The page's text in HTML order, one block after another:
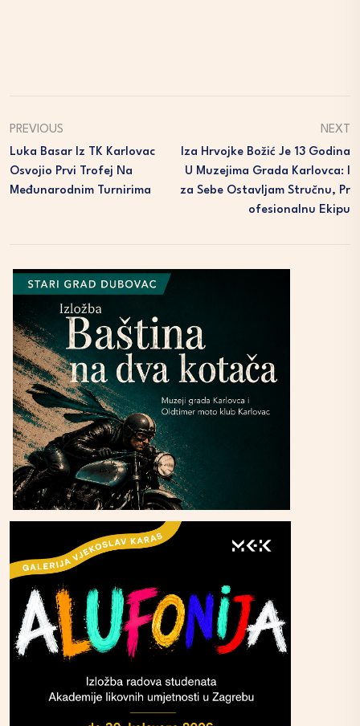
PREVIOUS
Luka Basar Iz TK Karlovac
Osvojio Prvi Trofej Na
Međunarodnim Turnirima
NEXT
Iza Hrvojke Božić Je 13 Godina
U Muzejima Grada Karlovca: I
Za Sebe Ostavljam Stručnu, Pr
Ofesionalnu Ekipu